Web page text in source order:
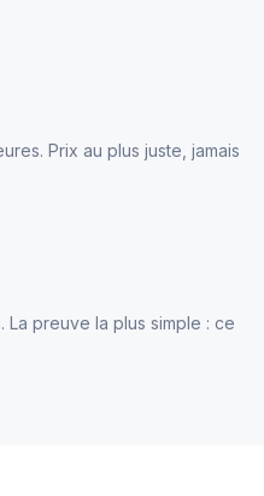
Prix au plus juste, jamais
La preuve la plus simple : ce